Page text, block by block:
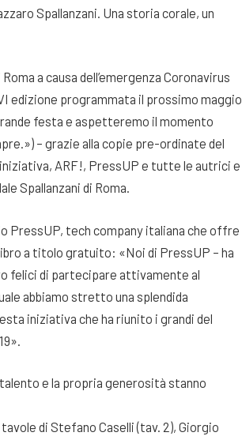
Spallanzani. Una storia corale, un
a causa dell’emergenza Coronavirus
edizione programmata il prossimo maggio
festa e aspetteremo il momento
– grazie alla copie pre-ordinate del
ARF!, PressUP e tutte le autrici e
Spallanzani di Roma.
PressUP, tech company italiana che offre
a titolo gratuito: «Noi di PressUP – ha
felici di partecipare attivamente al
abbiamo stretto una splendida
iniziativa che ha riunito i grandi del
e la propria generosità stanno
tavole di Stefano Caselli (tav. 2), Giorgio